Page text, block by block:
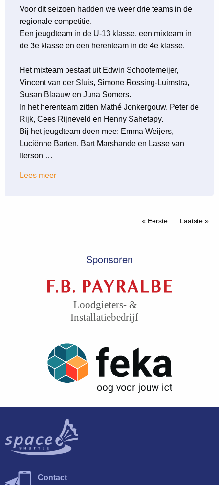
Voor dit seizoen hadden we weer drie teams in de
regionale competitie.
Een jeugdteam in de U-13 klasse, een mixteam in
de 3e klasse en een herenteam in de 4e klasse.
Het mixteam bestaat uit Edwin Schootemeijer,
Vincent van der Sluis, Simone Rossing-Luimstra,
Susan Blaauw en Juna Somers.
In het herenteam zitten Mathé Jonkergouw, Peter de
Rijk, Cees Rijneveld en Henny Sahetapy.
Bij het jeugdteam doen mee: Emma Weijers,
Luciënne Barten, Bart Marshande en Lasse van
Iterson.…
Lees meer
Paginatie
Eerste pagina
« Eerste Laatste
Laatste »
Sponsoren
Contact